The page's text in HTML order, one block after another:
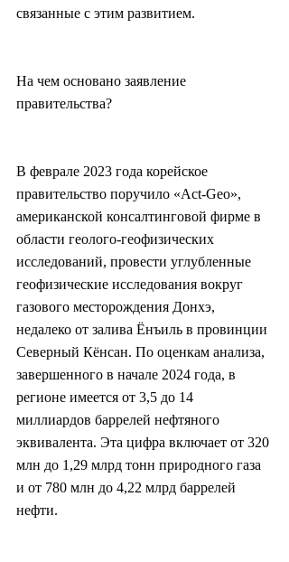
связанные с этим развитием.
На чем основано заявление
правительства?
В феврале 2023 года корейское
правительство поручило «Act-Geo»,
американской консалтинговой фирме в
области геолого-геофизических
исследований, провести углубленные
геофизические исследования вокруг
газового месторождения Донхэ,
недалеко от залива Ёнъиль в провинции
Северный Кёнсан. По оценкам анализа,
завершенного в начале 2024 года, в
регионе имеется от 3,5 до 14
миллиардов баррелей нефтяного
эквивалента. Эта цифра включает от 320
млн до 1,29 млрд тонн природного газа
и от 780 млн до 4,22 млрд баррелей
нефти.